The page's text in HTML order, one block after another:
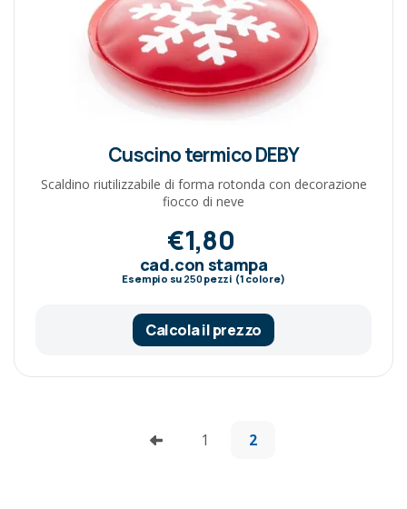
Cuscino termico DEBY
Scaldino riutilizzabile di forma rotonda con decorazione
fiocco di neve
€1,80
cad.con stampa
Esempio su 250pezzi (1 colore)
Calcola il prezzo
1 2